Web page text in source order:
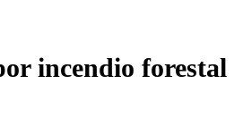
incendio forestal